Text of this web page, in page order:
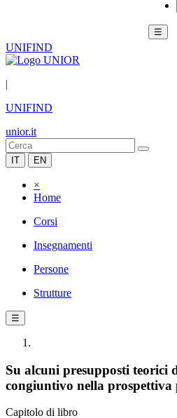
☰
UNIFIND
|
UNIFIND
unior.it
IT EN
×
Home
Corsi
Insegnamenti
Persone
Strutture
☰
Su alcuni presupposti teorici
congiuntivo nella prospettiva
Capitolo di libro